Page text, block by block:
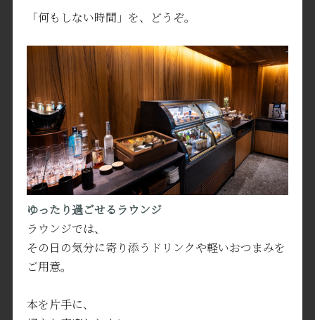
「何もしない時間」を、どうぞ。
ゆったり過ごせるラウンジ
ラウンジでは、
その日の気分に寄り添うドリンクや軽いおつまみを
ご用意。
本を片手に、